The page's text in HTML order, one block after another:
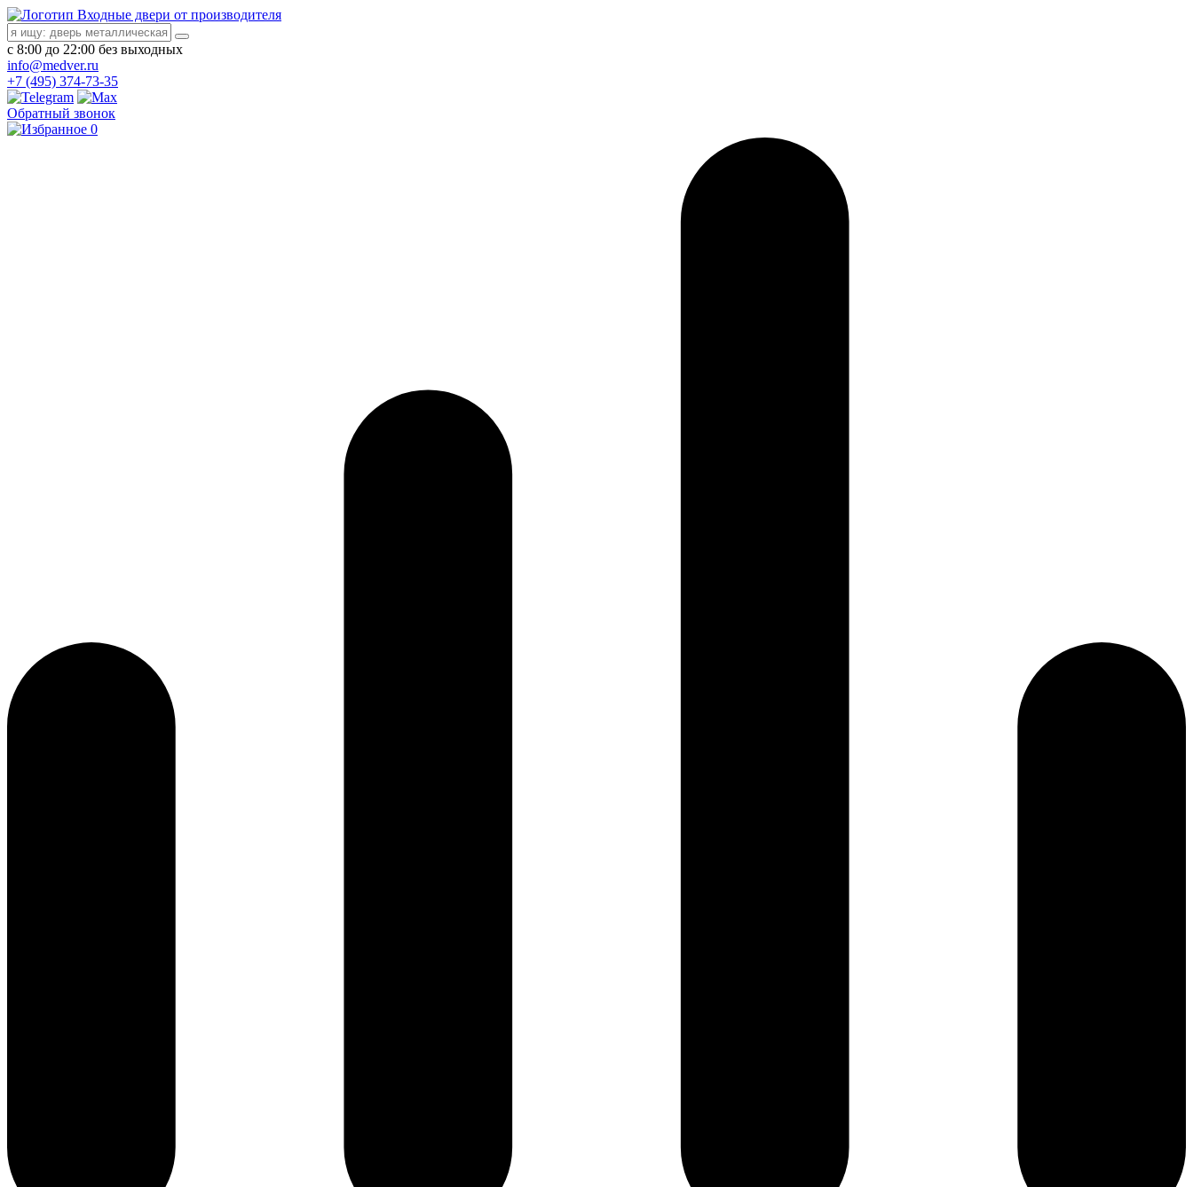
Входные двери от производителя
с 8:00 до 22:00 без выходных
info@medver.ru
+7 (495) 374-73-35
Обратный звонок
0